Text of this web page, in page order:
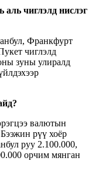
чиглэлд нислэг
Франкфурт
чиглэлд
зуны улиралд
?
валютын
рүү хоёр
руу 2.100.000,
орчим мянган